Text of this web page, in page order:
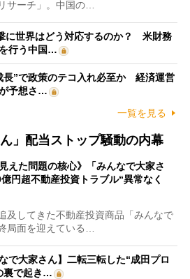
サーチ」。中国の…
に世界はどう対応するのか？ 米財務
行う中国…
長”で政策のテコ入れ必至か 経済運営
予想さ…
一覧を見る
」配当ストップ騒動の内幕
見えた問題の核心》「みんなで大家さ
円超不動産投資トラブル“異常なく
及してきた不動産投資商品「みんなで
局面を迎えている…
で大家さん】二転三転した“成田プロ
裏で起き…